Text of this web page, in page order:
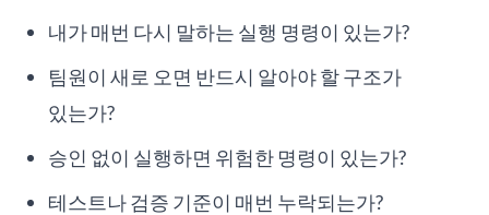
내가 매번 다시 말하는 실행 명령이 있는가?
팀원이 새로 오면 반드시 알아야 할 구조가
있는가?
승인 없이 실행하면 위험한 명령이 있는가?
테스트나 검증 기준이 매번 누락되는가?